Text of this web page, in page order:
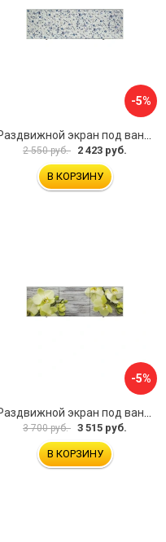
-5%
2 550 руб. 2 423 руб.
В КОРЗИНУ
-5%
3 700 руб. 3 515 руб.
В КОРЗИНУ